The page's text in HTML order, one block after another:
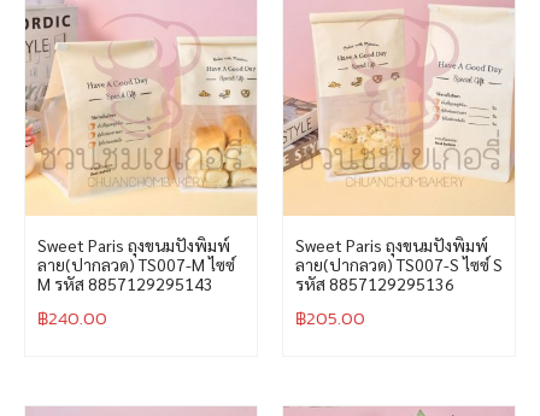
Sweet Paris ถุงขนมปังพิมพ์
ลาย(ปากลวด) TS007-M ไซซ์
M รหัส 8857129295143
฿240.00
Sweet Paris ถุงขนมปังพิมพ์
ลาย(ปากลวด) TS007-S ไซซ์ S
รหัส 8857129295136
฿205.00